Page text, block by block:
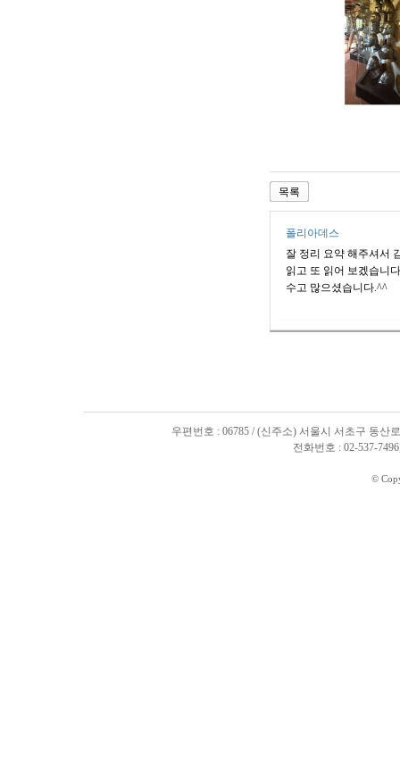
목록
폴리아데스
잘 정리 요약 해주셔서
읽고 또 읽어 보겠습니
수고 많으셨습니다.^^
우편번호 : 06785 / (신주소) 서울시 서초구 동산
전화번호 : 02-537-
©